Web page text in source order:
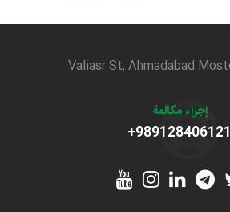
إجراء مكالمة
+989128406121